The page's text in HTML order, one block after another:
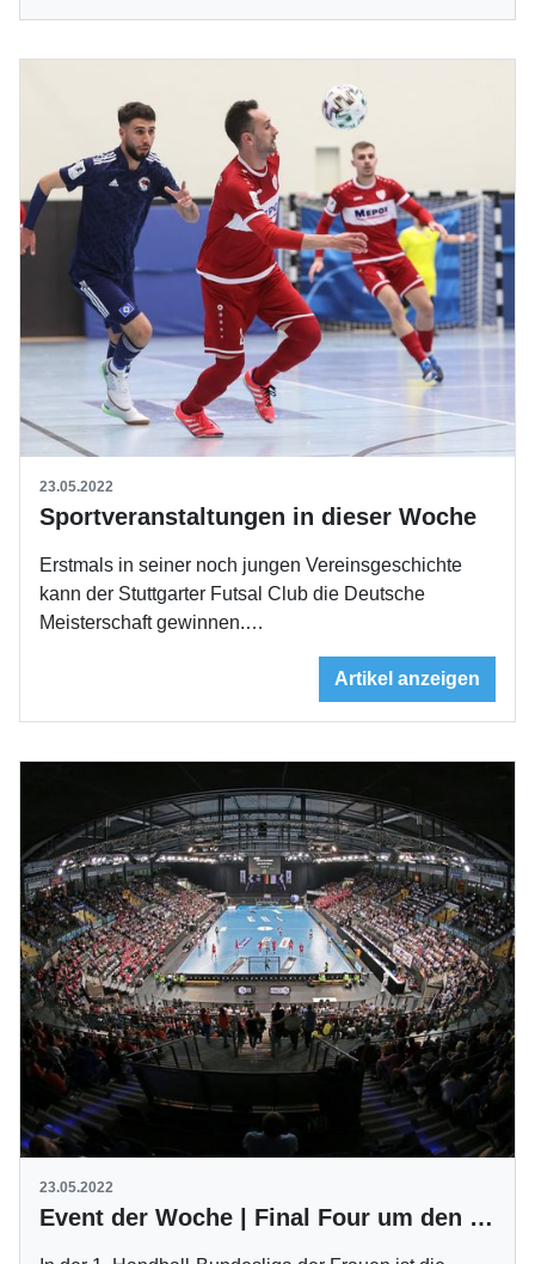
23.05.2022
Sportveranstaltungen in dieser Woche
Erstmals in seiner noch jungen Vereinsgeschichte
kann der Stuttgarter Futsal Club die Deutsche
Meisterschaft gewinnen.…
Artikel anzeigen
23.05.2022
Event der Woche | Final Four um den DHB-Pokal